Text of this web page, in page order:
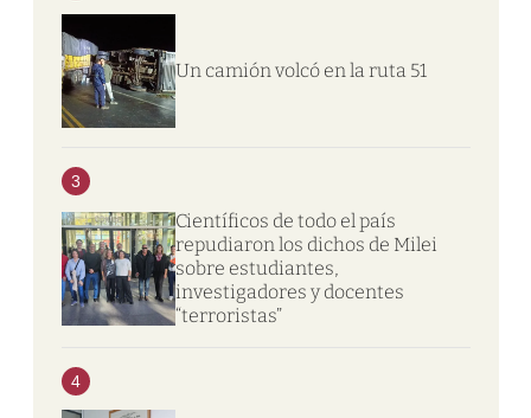
Un camión volcó en la ruta 51
3
Científicos de todo el país
repudiaron los dichos de Milei
sobre estudiantes,
investigadores y docentes
“terroristas”
4